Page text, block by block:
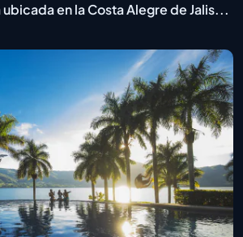
en la Costa Alegre de Jalis...